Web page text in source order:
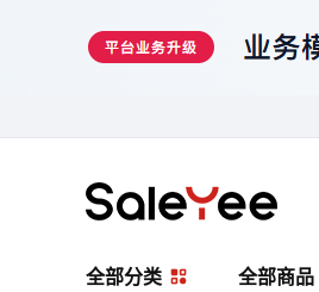
全部分类 全部商品